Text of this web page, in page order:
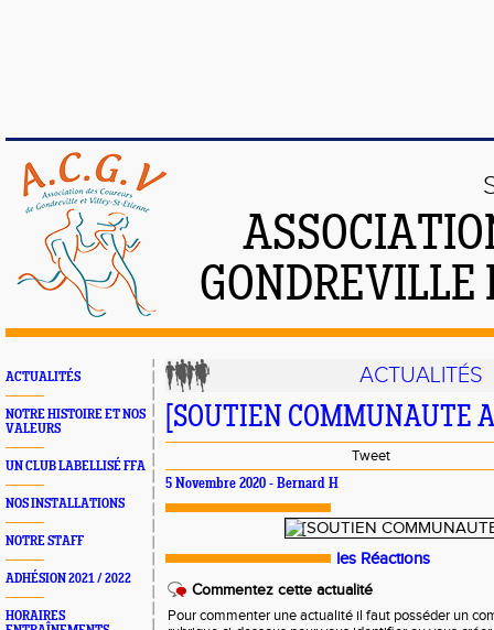
ACTUALITÉS
NOTRE HISTOIRE ET NOS
VALEURS
UN CLUB LABELLISÉ FFA
NOS INSTALLATIONS
NOTRE STAFF
ADHÉSION 2021 / 2022
HORAIRES
ACTUALITÉS
[SOUTIEN COMMUNAUTE
Tweet
5 Novembre 2020 - Bernard H
les Réactions
Commentez cette actualité
Pour commenter une actualité il faut posséder un